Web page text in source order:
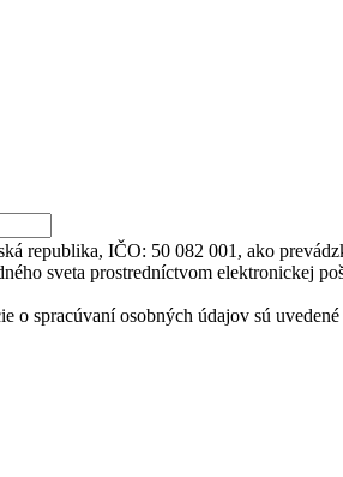
republika, IČO: 50 082 001, ako
sveta prostredníctvom elektronickej
o spracúvaní osobných údajov sú